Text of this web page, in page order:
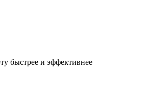
быстрее и эффективнее